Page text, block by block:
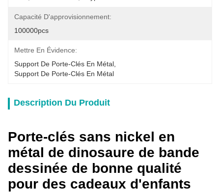
Capacité D'approvisionnement:
100000pcs
Mettre En Évidence:
Support De Porte-Clés En Métal
Support De Porte-Clés En Métal
Description Du Produit
Porte-clés sans nickel en
métal de dinosaure de bande
dessinée de bonne qualité
pour des cadeaux d'enfants